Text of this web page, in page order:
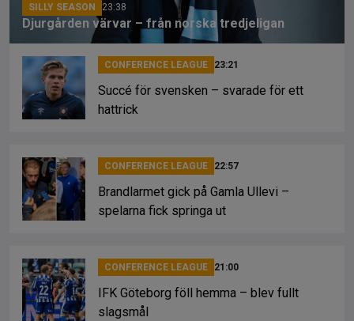
SILLY SEASON 23:38
Djurgården värvar – från norska tredjeligan
CONFERENCE LEAGUE 23:21
Succé för svensken – svarade för ett
hattrick
CONFERENCE LEAGUE 22:57
Brandlarmet gick på Gamla Ullevi –
spelarna fick springa ut
CONFERENCE LEAGUE 21:00
IFK Göteborg föll hemma – blev fullt
slagsmål